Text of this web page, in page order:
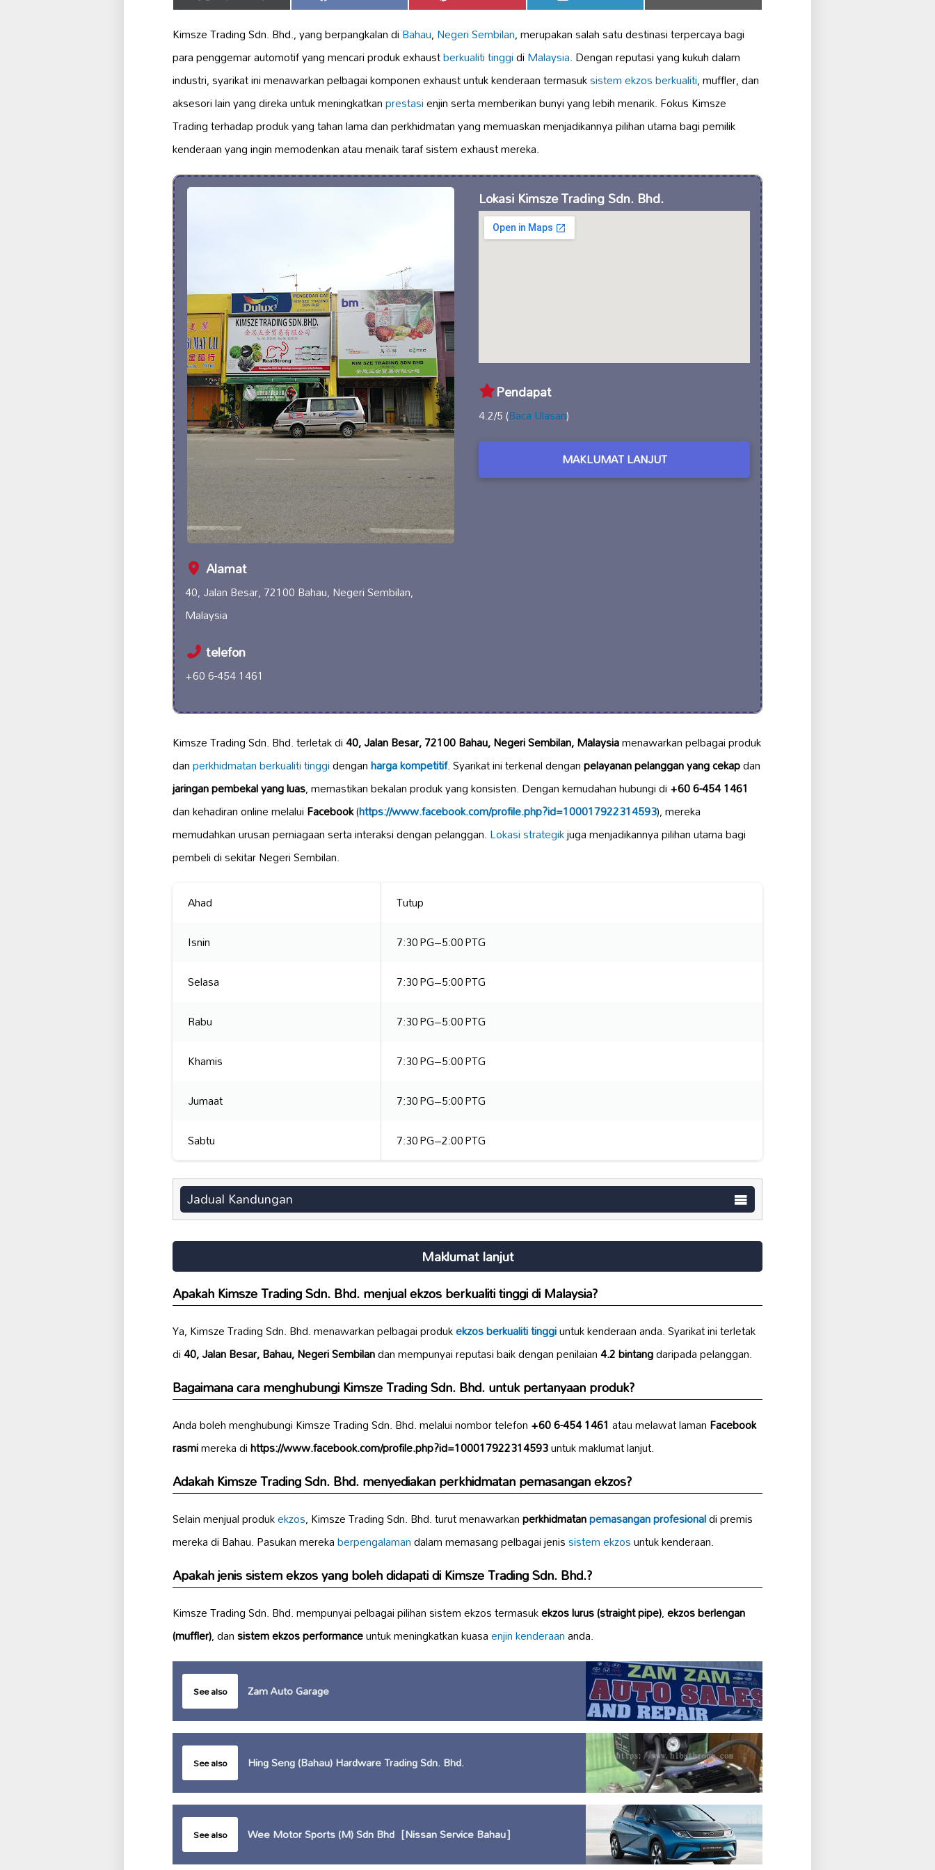
on on on on on
Kimsze Trading Sdn. Bhd., yang berpangkalan diBahau,Negeri Sembilan, merupakan salah satu destinasi terpercaya bagi
para penggemar automotif yang mencari produk exhaustberkualiti tinggidiMalaysia. Dengan reputasi yang kukuh dalam
industri, syarikat ini menawarkan pelbagai komponen exhaust untuk kenderaan termasuksistem ekzos berkualiti, muffler, dan
aksesori lain yang direka untuk meningkatkanprestasienjin serta memberikan bunyi yang lebih menarik. Fokus Kimsze
Trading terhadap produk yang tahan lama dan perkhidmatan yang memuaskan menjadikannya pilihan utama bagi pemilik
kenderaan yang ingin memodenkan atau menaik taraf sistem exhaust mereka.
Alamat
40, Jalan Besar, 72100 Bahau, Negeri Sembilan,
Malaysia
telefon
+60 6-454 1461
Lokasi Kimsze Trading Sdn. Bhd.
Pendapat
4.2/5 (Baca Ulasan)
MAKLUMAT LANJUT
Kimsze Trading Sdn. Bhd. terletak di40, Jalan Besar, 72100 Bahau, Negeri Sembilan, Malaysiamenawarkan pelbagai produk
danperkhidmatan berkualiti tinggidenganharga kompetitif. Syarikat ini terkenal denganpelayanan pelanggan yang cekapdan
jaringan pembekal yang luas, memastikan bekalan produk yang konsisten. Dengan kemudahan hubungi di+60 6-454 1461
dan kehadiran online melaluiFacebook(https://www.facebook.com/profile.php?id=100017922314593), mereka
memudahkan urusan perniagaan serta interaksi dengan pelanggan.Lokasi strategikjuga menjadikannya pilihan utama bagi
pembeli di sekitar Negeri Sembilan.
Ahad
Tutup
Isnin
7:30 PG–5:00 PTG
Selasa
7:30 PG–5:00 PTG
Rabu
7:30 PG–5:00 PTG
Khamis
7:30 PG–5:00 PTG
Jumaat
7:30 PG–5:00 PTG
Sabtu
7:30 PG–2:00 PTG
Jadual Kandungan
Maklumat lanjut
Apakah Kimsze Trading Sdn. Bhd. menjual ekzos berkualiti tinggi di Malaysia?
Ya, Kimsze Trading Sdn. Bhd. menawarkan pelbagai produkekzos berkualiti tinggiuntuk kenderaan anda. Syarikat ini terletak
di40, Jalan Besar, Bahau, Negeri Sembilandan mempunyai reputasi baik dengan penilaian4.2 bintangdaripada pelanggan.
Bagaimana cara menghubungi Kimsze Trading Sdn. Bhd. untuk pertanyaan produk?
Anda boleh menghubungi Kimsze Trading Sdn. Bhd. melalui nombor telefon+60 6-454 1461 atau melawat lamanFacebook
rasmimereka dihttps://www.facebook.com/profile.php?id=100017922314593untuk maklumat lanjut.
Adakah Kimsze Trading Sdn. Bhd. menyediakan perkhidmatan pemasangan ekzos?
Selain menjual produkekzos, Kimsze Trading Sdn. Bhd. turut menawarkanperkhidmatanpemasangan profesionaldi premis
mereka di Bahau. Pasukan merekaberpengalamandalam memasang pelbagai jenissistem ekzosuntuk kenderaan.
Apakah jenis sistem ekzos yang boleh didapati di Kimsze Trading Sdn. Bhd.?
Kimsze Trading Sdn. Bhd. mempunyai pelbagai pilihan sistem ekzos termasukekzos lurus (straight pipe),ekzos berlengan
(muffler), dansistem ekzos performanceuntuk meningkatkan kuasaenjin kenderaananda.
See also Zam Auto Garage
See also Hing Seng (Bahau) Hardware Trading Sdn. Bhd.
See also Wee Motor Sports (M) Sdn Bhd［Nissan Service Bahau］